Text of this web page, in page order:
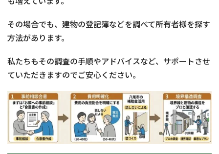
その場合でも、建物の登記簿などを調べて所有者様を探す
方法があります。
私たちもその調査の手順やアドバイスなど、サポートさせ
ていただきますのでご安心ください。